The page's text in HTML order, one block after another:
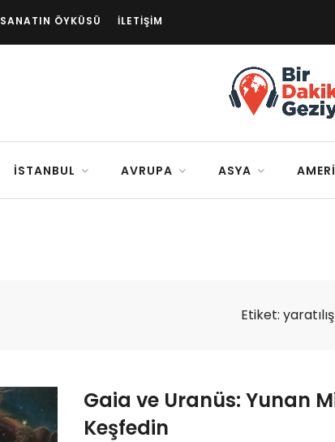
SANATIN ÖYKÜSÜ İLETIŞIM
İSTANBUL AVRUPA ASYA
Etiket:
Gaia ve Uranüs: Yunan
Keşfedin